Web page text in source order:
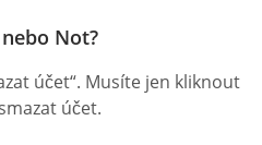
Not?
účet“. Musíte jen kliknout
účet.